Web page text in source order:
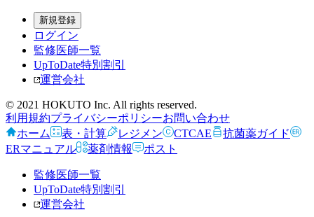
新規登録
ログイン
監修医師一覧
UpToDate特別割引
運営会社
© 2021 HOKUTO Inc. All rights reserved.
利用規約プライバシーポリシーお問い合わせ
ホーム
表・計算 レジメン CTCAE
抗菌薬ガイド
ERマニュアル
薬剤情報 ポスト
監修医師一覧
UpToDate特別割引
運営会社